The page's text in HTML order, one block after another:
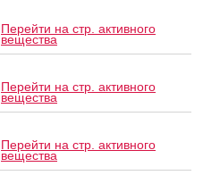
Перейти на стр. активного
вещества
Перейти на стр. активного
вещества
Перейти на стр. активного
вещества